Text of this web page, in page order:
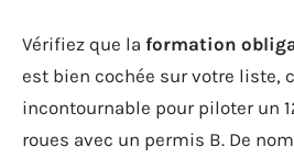
Vérifiez que la formation
est bien cochée sur votre liste,
incontournable pour piloter un
roues avec un permis B. De